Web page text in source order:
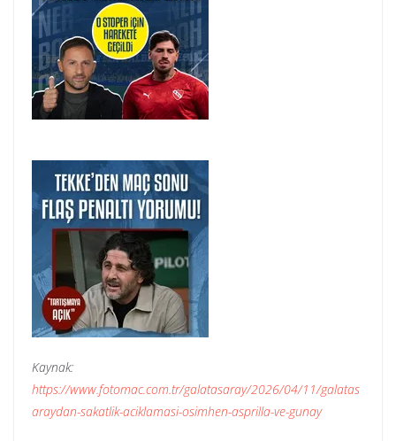
Kaynak:
https://www.fotomac.com.tr/galatasaray/2026/04/11/galatas
araydan-sakatlik-aciklamasi-osimhen-asprilla-ve-gunay